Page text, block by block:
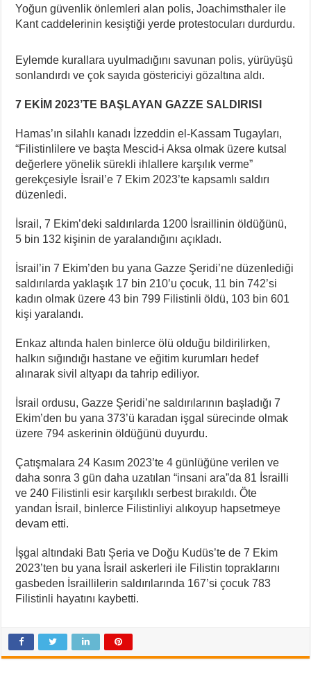
Yoğun güvenlik önlemleri alan polis, Joachimsthaler ile
Kant caddelerinin kesiştiği yerde protestocuları durdurdu.
Eylemde kurallara uyulmadığını savunan polis, yürüyüşü
sonlandırdı ve çok sayıda göstericiyi gözaltına aldı.
7 EKİM 2023’TE BAŞLAYAN GAZZE SALDIRISI
Hamas’ın silahlı kanadı İzzeddin el-Kassam Tugayları,
“Filistinlilere ve başta Mescid-i Aksa olmak üzere kutsal
değerlere yönelik sürekli ihlallere karşılık verme”
gerekçesiyle İsrail’e 7 Ekim 2023’te kapsamlı saldırı
düzenledi.
İsrail, 7 Ekim’deki saldırılarda 1200 İsraillinin öldüğünü,
5 bin 132 kişinin de yaralandığını açıkladı.
İsrail’in 7 Ekim’den bu yana Gazze Şeridi’ne düzenlediği
saldırılarda yaklaşık 17 bin 210’u çocuk, 11 bin 742’si
kadın olmak üzere 43 bin 799 Filistinli öldü, 103 bin 601
kişi yaralandı.
Enkaz altında halen binlerce ölü olduğu bildirilirken,
halkın sığındığı hastane ve eğitim kurumları hedef
alınarak sivil altyapı da tahrip ediliyor.
İsrail ordusu, Gazze Şeridi’ne saldırılarının başladığı 7
Ekim’den bu yana 373’ü karadan işgal sürecinde olmak
üzere 794 askerinin öldüğünü duyurdu.
Çatışmalara 24 Kasım 2023’te 4 günlüğüne verilen ve
daha sonra 3 gün daha uzatılan “insani ara”da 81 İsrailli
ve 240 Filistinli esir karşılıklı serbest bırakıldı. Öte
yandan İsrail, binlerce Filistinliyi alıkoyup hapsetmeye
devam etti.
İşgal altındaki Batı Şeria ve Doğu Kudüs’te de 7 Ekim
2023’ten bu yana İsrail askerleri ile Filistin topraklarını
gasbeden İsraillilerin saldırılarında 167’si çocuk 783
Filistinli hayatını kaybetti.